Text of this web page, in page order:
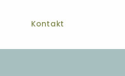
Kontakt